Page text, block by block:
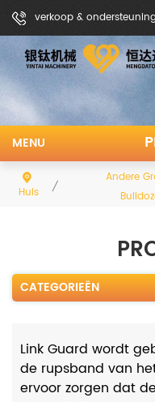
verkoop &
MENU
Huis /
Andere
CATEGORIEËN
Link Guard wordt
de rupsband van
ervoor zorgen dat